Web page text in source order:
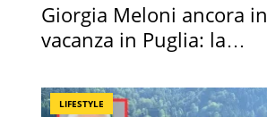
Giorgia Meloni ancora in
vacanza in Puglia: la
LIFESTYLE